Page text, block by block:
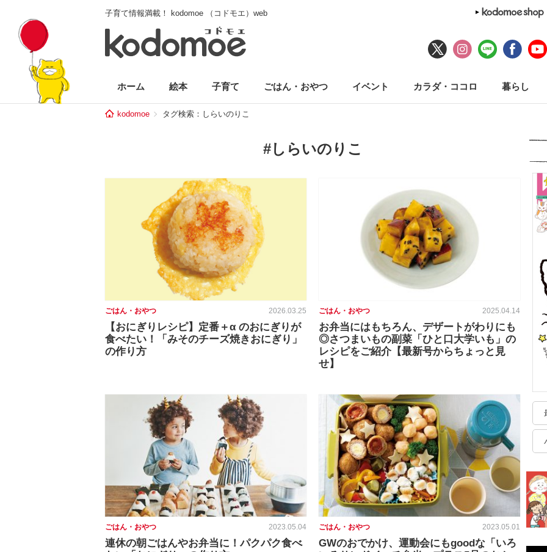
子育て情報満載！ kodomoe （コドモエ）web
ホーム 絵本 子育て ごはん・おやつ イベント カラダ・ココロ 暮らし
kodomoe タグ検索：しらいのりこ
#しらいのりこ
ごはん・おやつ 2026.03.25
【おにぎりレシピ】定番＋α のおにぎりが
食べたい！「みそのチーズ焼きおにぎり」
の作り方
ごはん・おやつ 2025.04.14
お弁当にはもちろん、デザートがわりにも
◎さつまいもの副菜「ひと口大学いも」の
レシピをご紹介【最新号からちょっと見
せ】
ごはん・おやつ 2023.05.04
連休の朝ごはんやお弁当に！パクパク食べ
ごはん・おやつ 2023.05.01
GWのおでかけ、運動会にもgoodな「いろ